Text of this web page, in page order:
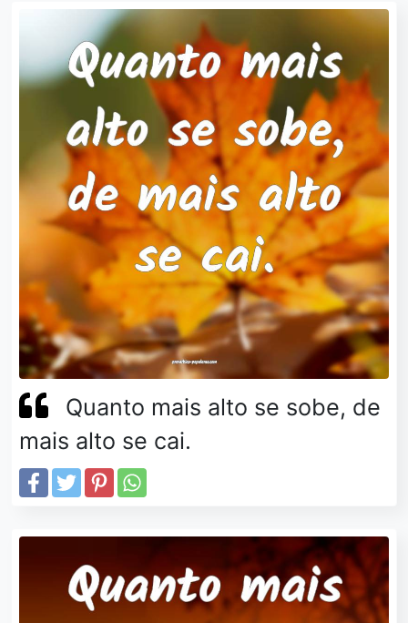
Quanto mais alto se sobe, de
mais alto se cai.